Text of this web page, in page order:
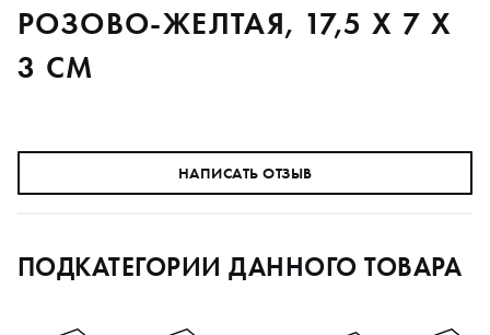
РОЗОВО-ЖЕЛТАЯ, 17,5 X 7 X
3 СМ
НАПИСАТЬ ОТЗЫВ
ПОДКАТЕГОРИИ ДАННОГО ТОВАРА